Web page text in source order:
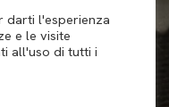
darti l'esperienza
e le visite
all'uso di tutti i